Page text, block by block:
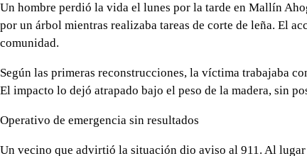
Un hombre perdió la vida el lunes por la tarde en Mallín
por un árbol mientras realizaba tareas de corte de leña. El
comunidad.
Según las primeras reconstrucciones, la víctima trabajaba
El impacto lo dejó atrapado bajo el peso de la madera, sin
Operativo de emergencia sin resultados
Un vecino que advirtió la situación dio aviso al 911. Al